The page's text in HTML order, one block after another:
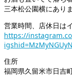
三本松公園横にありま
営業時間、店休日は
https://
住所
福岡県久留米市日吉